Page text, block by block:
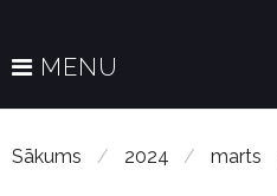
MENU
Sākums / 2024 / marts